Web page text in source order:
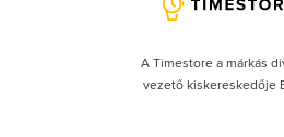
A Timestore a márkás
vezető kiskereskedője